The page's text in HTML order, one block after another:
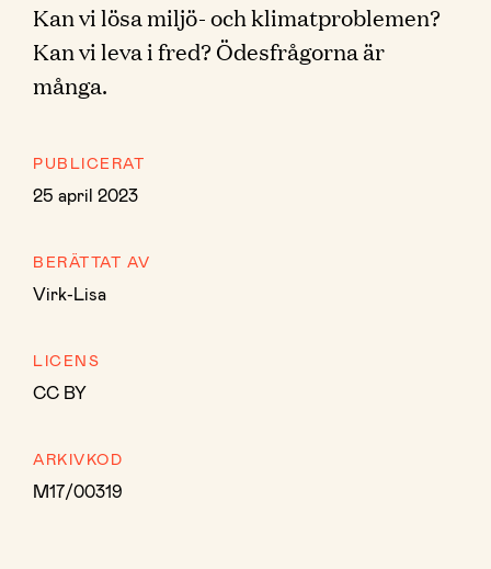
Kan vi lösa miljö- och klimatproblemen?
Kan vi leva i fred? Ödesfrågorna är
många.
PUBLICERAT
25 april 2023
BERÄTTAT AV
Virk-Lisa
LICENS
CC BY
ARKIVKOD
M17/00319